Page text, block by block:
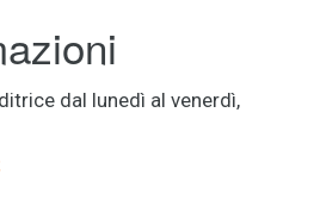
dal lunedì al venerdì,